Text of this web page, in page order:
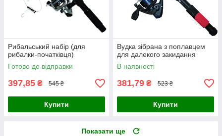
Рибальський набір (для
рибалки-початківця)
Готово до відправки
397,85 ₴ 545 ₴
Купити
Вудка зібрана з поплавцем
для далекого закидання
В наявності
381,79 ₴ 523 ₴
Купити
Показати ще